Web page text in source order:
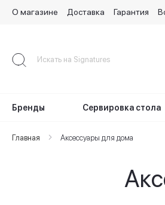
Content
О магазине Доставка Гарантия
Бренды Сервировка стола
Главная Аксессуары для дома